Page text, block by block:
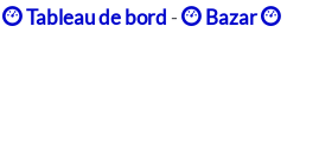
Tableau de bord-
Bazar